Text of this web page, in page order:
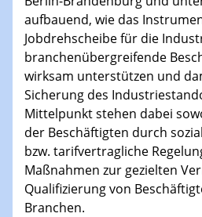
aufbauend, wie das
Jobdrehscheibe für die
branchenübergreifende
wirksam unterstützen und
Sicherung des
Mittelpunkt stehen dabei
der Beschäftigten durch
bzw. tarifvertragliche
Maßnahmen zur gezielten
Qualifizierung von
Branchen.